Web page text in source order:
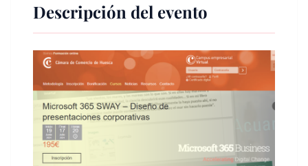
Descripción del evento